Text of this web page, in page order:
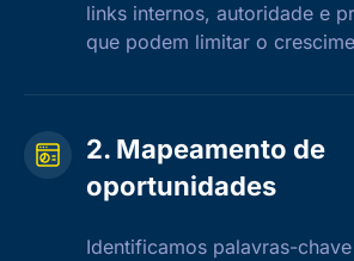
links internos, autoridade e
que podem limitar o
2. Mapeamento de
oportunidades
Identificamos palavras-